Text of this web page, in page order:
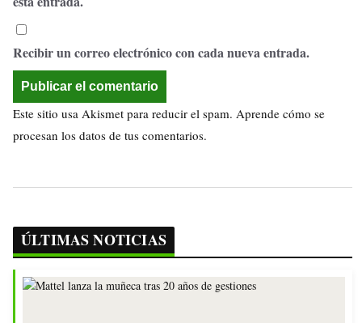
Recibir un correo electrónico con cada nueva entrada.
Este sitio usa Akismet para reducir el spam. Aprende cómo se
procesan los datos de tus comentarios.
ÚLTIMAS NOTICIAS